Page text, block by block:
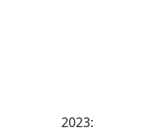
2023: